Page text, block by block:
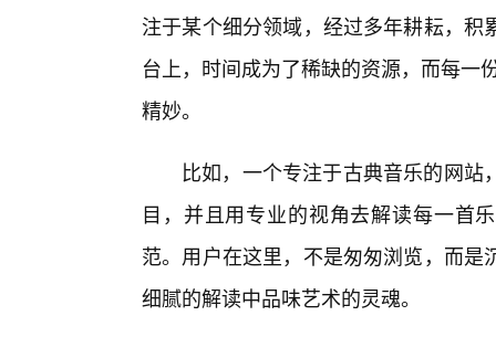
注于某个细分领域，经过多年耕耘，
台上，时间成为了稀缺的资源，而每一
精妙。
比如，一个专注于古典音乐的网
目，并且用专业的视角去解读每一首
范。用户在这里，不是匆匆浏览，而
细腻的解读中品味艺术的灵魂。